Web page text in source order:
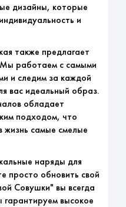
дизайны, которые
и
также предлагает
работаем с самыми
и следим за каждой
вас идеальный образ.
обладает
подходом, что
жизнь самые смелые
наряды для
просто обновить свой
Совушки" вы всегда
высокое